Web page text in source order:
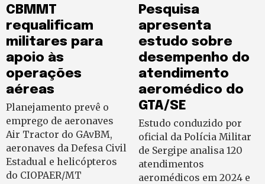
CBMMT
requalificam
militares para
apoio às
operações
aéreas
Planejamento prevê o
emprego de aeronaves
Air Tractor do GAvBM,
aeronaves da Defesa Civil
Estadual e helicópteros
do CIOPAER/MT
Pesquisa
apresenta
estudo sobre
desempenho do
atendimento
aeromédico do
GTA/SE
Estudo conduzido por
oficial da Polícia Militar
de Sergipe analisa 120
atendimentos
aeromédicos em 2024 e